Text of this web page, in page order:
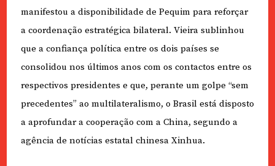
manifestou a disponibilidade de Pequim para reforçar
a coordenação estratégica bilateral. Vieira sublinhou
que a confiança política entre os dois países se
consolidou nos últimos anos com os contactos entre os
respectivos presidentes e que, perante um golpe “sem
precedentes” ao multilateralismo, o Brasil está disposto
a aprofundar a cooperação com a China, segundo a
agência de notícias estatal chinesa Xinhua.